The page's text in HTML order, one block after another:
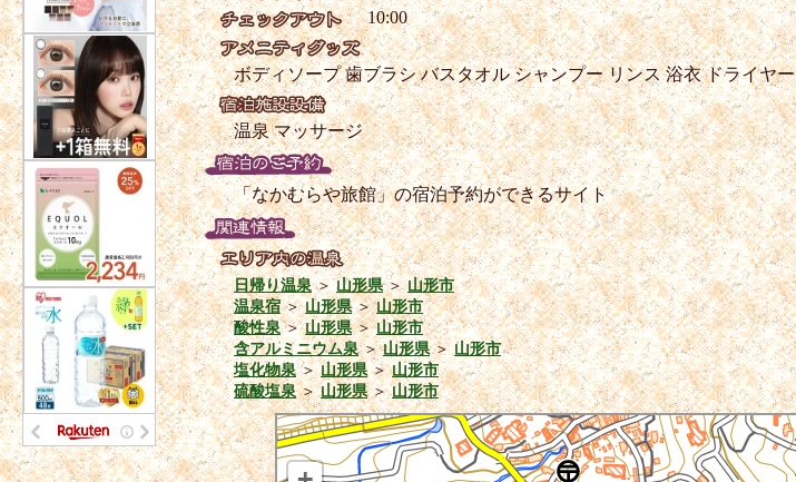
10:00
ボディソープ歯ブラシバスタオルシャンプーリンス浴衣ドライヤー
温泉マッサージ
「なかむらや旅館」の宿泊予約ができるサイト
日帰り温泉＞山形県＞山形市
温泉宿＞山形県＞山形市
酸性泉＞山形県＞山形市
含アルミニウム泉＞山形県＞山形市
塩化物泉＞山形県＞山形市
硫酸塩泉＞山形県＞山形市